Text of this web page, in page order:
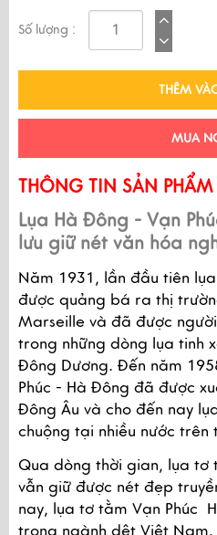
Số lượng :
THÊM
MUA
THÔNG TIN SẢN PHẨM
Lụa Hà Đông - Vạn
lưu giữ nét văn hóa
Năm 1931, lần đầu tiên
được quảng bá ra thị
Marseille và đã được
trong những dòng lụa tinh
Đông Dương. Đến năm
Phúc - Hà Đông đã được
Đông Âu và cho đến nay
chuộng tại nhiều nước trên
Qua dòng thời gian, lụa tơ
vẫn giữ được nét đẹp
nay, lụa tơ tằm Vạn Phúc
trong ngành dệt Việt Nam.